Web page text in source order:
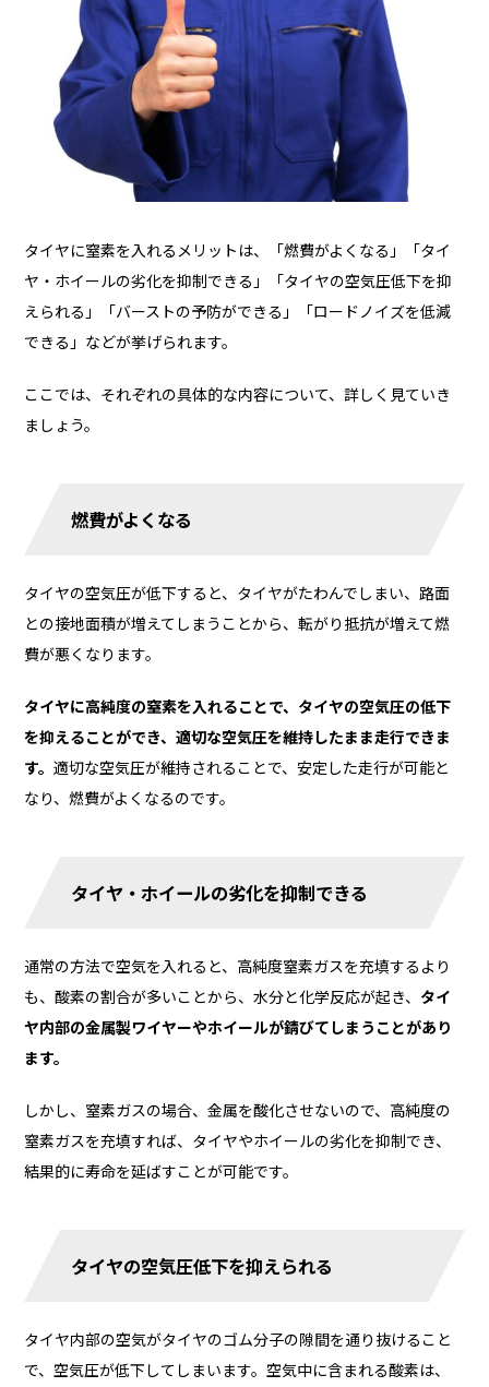
タイヤに窒素を入れるメリットは、「燃費がよくなる」「タイ
ヤ・ホイールの劣化を抑制できる」「タイヤの空気圧低下を抑
えられる」「バーストの予防ができる」「ロードノイズを低減
できる」などが挙げられます。
ここでは、それぞれの具体的な内容について、詳しく見ていき
ましょう。
燃費がよくなる
タイヤの空気圧が低下すると、タイヤがたわんでしまい、路面
との接地面積が増えてしまうことから、転がり抵抗が増えて燃
費が悪くなります。
タイヤに高純度の窒素を入れることで、タイヤの空気圧の低下
を抑えることができ、適切な空気圧を維持したまま走行できま
す。適切な空気圧が維持されることで、安定した走行が可能と
なり、燃費がよくなるのです。
タイヤ・ホイールの劣化を抑制できる
通常の方法で空気を入れると、高純度窒素ガスを充填するより
も、酸素の割合が多いことから、水分と化学反応が起き、 タイ
ヤ内部の金属製ワイヤーやホイールが錆びてしまうことがあり
ます。
しかし、窒素ガスの場合、金属を酸化させないので、高純度の
窒素ガスを充填すれば、タイヤやホイールの劣化を抑制でき、
結果的に寿命を延ばすことが可能です。
タイヤの空気圧低下を抑えられる
タイヤ内部の空気がタイヤのゴム分子の隙間を通り抜けること
で、空気圧が低下してしまいます。空気中に含まれる酸素は、